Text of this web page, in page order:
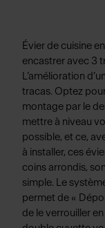
Évier de cuisine
encastrer avec 3
L’amélioration
tracas. Optez
montage par le
mettre à niveau
possible, et ce,
à installer, ces
coins arrondis,
simple. Le
permet de «
de le verrouiller